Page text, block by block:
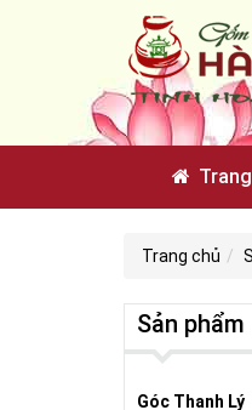
Trang chủ
Sản phẩm
Góc Thanh Lý